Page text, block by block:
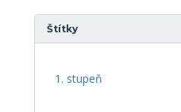
Štítky
1. stupeň